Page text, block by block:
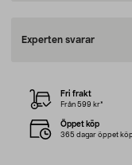
Experten svarar
Fri frakt
Från 599 kr*
Öppet köp
365 dagar öppet köp